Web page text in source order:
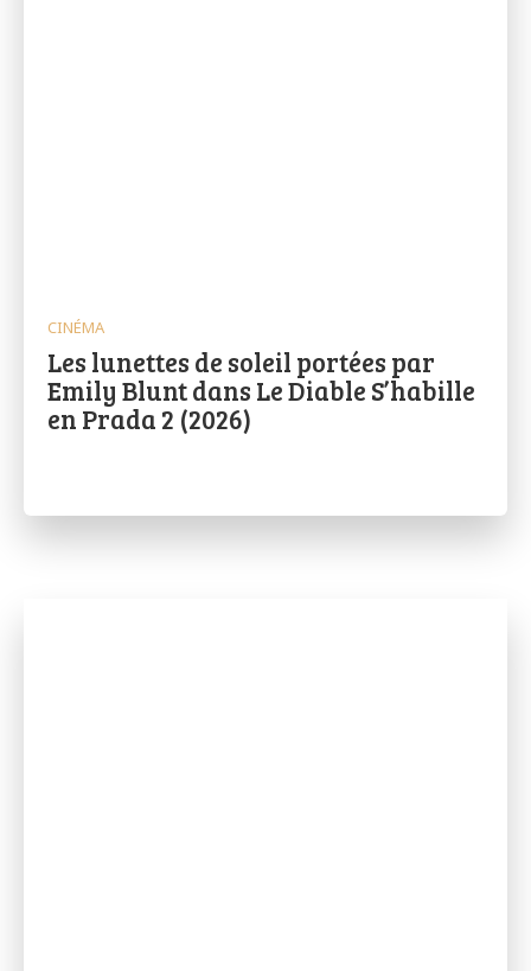
CINÉMA
Les lunettes de soleil portées par
Emily Blunt dans Le Diable S’habille
en Prada 2 (2026)